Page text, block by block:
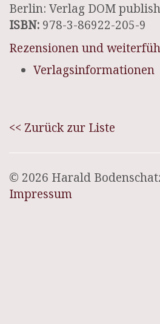
Berlin: Verlag DOM
ISBN: 978-3-86922-205-9
Rezensionen und
Verlagsinformationen
<< Zurück zur Liste
© 2026 Harald
Impressum